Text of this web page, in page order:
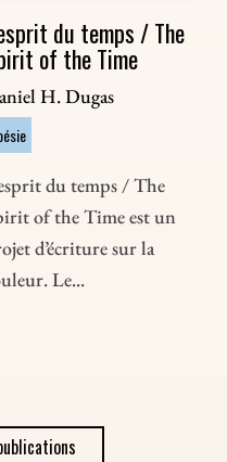
du temps / The
of the Time
H. Dugas
du temps / The
of the Time est un
d’écriture sur la
Le...